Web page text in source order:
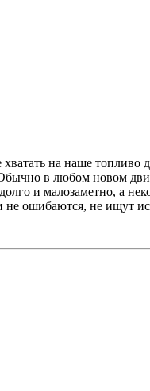
на наше топливо
в любом новом
и малозаметно, а
ошибаются, не ищут